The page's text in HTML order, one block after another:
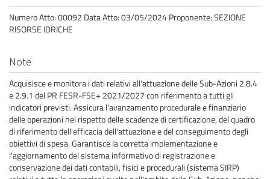
Numero Atto: 00092 Data Atto: 03/05/2024 Proponente: SEZIONE
RISORSE IDRICHE
Note
Acquisisce e monitora i dati relativi all'attuazione delle Sub-Azioni 2.8.4
e 2.9.1 del PR FESR-FSE+ 2021/2027 con riferimento a tutti gli
indicatori previsti. Assicura l'avanzamento procedurale e finanziario
delle operazioni nel rispetto delle scadenze di certificazione, del quadro
di riferimento dell'efficacia dell'attuazione e del conseguimento degli
obiettivi di spesa. Garantisce la corretta implementazione e
l'aggiornamento del sistema informativo di registrazione e
conservazione dei dati contabili, fisici e procedurali (sistema SIRP)